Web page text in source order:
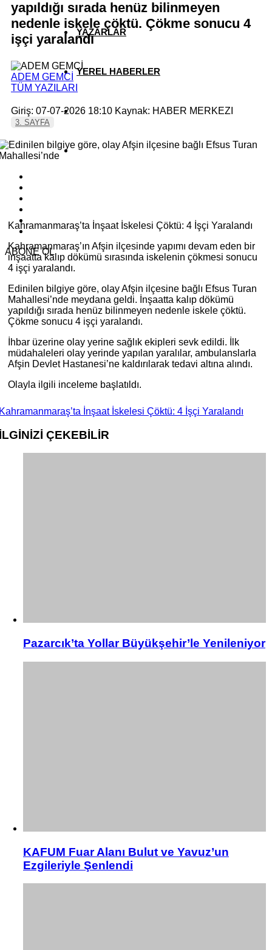
YAZARLAR
YEREL HABERLER
yapıldığı sırada henüz bilinmeyen
nedenle iskele çöktü. Çökme sonucu 4
işçi yaralandı
ADEM GEMCİ
TÜM YAZILARI
Giriş: 07-07-2026 18:10 Kaynak: HABER MERKEZI
3. SAYFA
ABONE OL
Kahramanmaraş’ta İnşaat İskelesi Çöktü: 4 İşçi Yaralandı
Kahramanmaraş’ın Afşin ilçesinde yapımı devam eden bir
inşaatta kalıp dökümü sırasında iskelenin çökmesi sonucu
4 işçi yaralandı.
Edinilen bilgiye göre, olay Afşin ilçesine bağlı Efsus Turan
Mahallesi’nde meydana geldi. İnşaatta kalıp dökümü
yapıldığı sırada henüz bilinmeyen nedenle iskele çöktü.
Çökme sonucu 4 işçi yaralandı.
İhbar üzerine olay yerine sağlık ekipleri sevk edildi. İlk
müdahaleleri olay yerinde yapılan yaralılar, ambulanslarla
Afşin Devlet Hastanesi’ne kaldırılarak tedavi altına alındı.
Olayla ilgili inceleme başlatıldı.
İnşaat İskelesi Çöktü: 4 İşçi Yaralandı
ÇEKEBİLİR
Pazarcık’ta Yollar Büyükşehir’le Yenileniyor
KAFUM Fuar Alanı Bulut ve Yavuz’un
Ezgileriyle Şenlendi